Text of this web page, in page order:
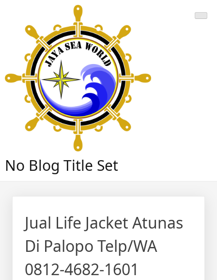
content
No Blog Title Set
Jual Life Jacket Atunas
Di Palopo Telp/WA
0812-4682-1601